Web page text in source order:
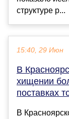
структуре р...
15:40, 29 Июн
В
хищении
поставках
В